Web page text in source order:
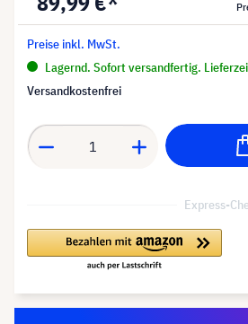
Preise inkl. MwSt.
Lagernd. Sofort versandfertig.
Versandkostenfrei
Express-